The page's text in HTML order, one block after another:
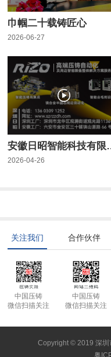
巾帼二十载铸匠心
2026-06-27
安徽日
2026-04-26
关注我们 合作伙伴
中国压铸
微信扫描关注
中国压铸
微信扫描关注
Copyright © 2019 深圳
粤